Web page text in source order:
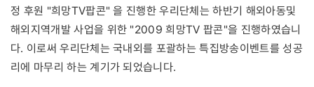
정 후원 "희망TV팝콘" 을 진행한 우리단체는 하반기 해외아동및
해외지역개발 사업을 위한 "2009 희망TV 팝콘"을 진행하였습니
다. 이로써 우리단체는 국내외를 포괄하는 특집방송이벤트를 성공
리에 마무리 하는 계기가 되었습니다.